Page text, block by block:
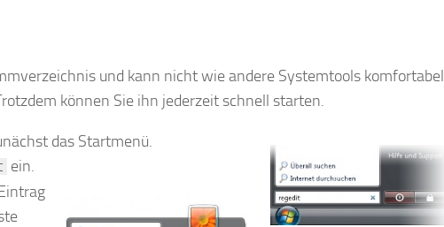
und kann nicht wie andere Systemtools komfortabel
können Sie ihn jederzeit schnell starten.
das Startmenü.
ein.